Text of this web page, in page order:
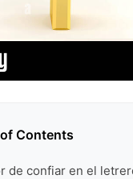
Contents
de confiar en el